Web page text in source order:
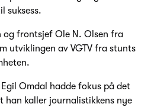
suksess.
og frontsjef Ole N. Olsen fra
utviklingen av VGTV fra stunts
Omdal hadde fokus på det
han kaller journalistikkens nye